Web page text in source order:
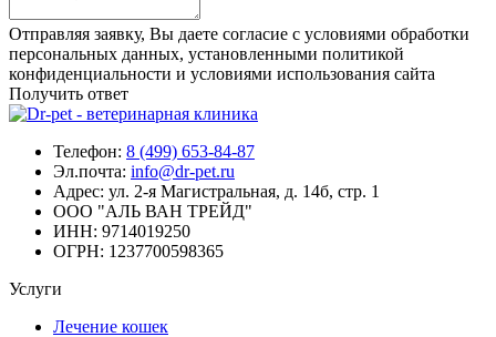
Отправляя заявку, Вы даете согласие с условиями обработки
персональных данных, установленными политикой
конфиденциальности и условиями использования сайта
Получить ответ
Телефон: 8 (499) 653-84-87
Эл.почта: info@dr-pet.ru
Адрес: ул. 2-я Магистральная, д. 14б, стр. 1
ООО "АЛЬ ВАН ТРЕЙД"
ИНН: 9714019250
ОГРН: 1237700598365
Услуги
Лечение кошек